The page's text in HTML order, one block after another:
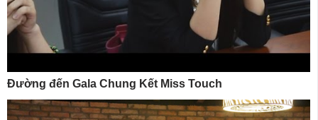
Đường đến Gala Chung Kết Miss Touch